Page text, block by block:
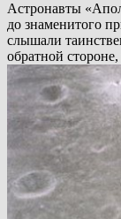
Астронавты
до знаменитого
слышали
обратной